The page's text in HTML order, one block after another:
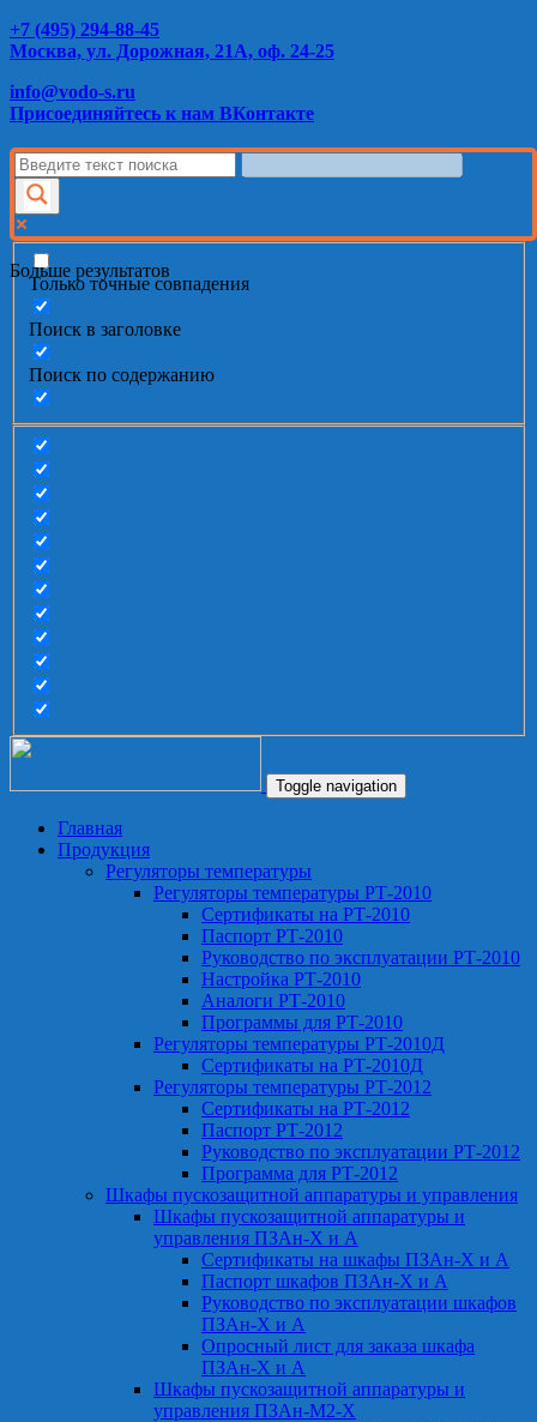
+7 (495) 294-88-45
Москва, ул. Дорожная, 21А, оф. 24-25
info@vodo-s.ru
Присоединяйтесь к нам ВКонтакте
Больше результатов
Только точные совпадения
Поиск в заголовке
Поиск по содержанию
Toggle navigation
Главная
Продукция
Регуляторы температуры
Регуляторы температуры РТ-2010
Сертификаты на РТ-2010
Паспорт РТ-2010
Руководство по эксплуатации РТ-2010
Настройка РТ-2010
Аналоги РТ-2010
Программы для РТ-2010
Регуляторы температуры РТ-2010Д
Сертификаты на РТ-2010Д
Регуляторы температуры РТ-2012
Сертификаты на РТ-2012
Паспорт РТ-2012
Руководство по эксплуатации РТ-2012
Программа для РТ-2012
Шкафы пускозащитной аппаратуры и управления
Шкафы пускозащитной аппаратуры и
управления ПЗАн-Х и А
Сертификаты на шкафы ПЗАн-Х и А
Паспорт шкафов ПЗАн-Х и А
Руководство по эксплуатации шкафов
ПЗАн-Х и А
Опросный лист для заказа шкафа
ПЗАн-Х и А
Шкафы пускозащитной аппаратуры и
управления ПЗАн-М2-Х